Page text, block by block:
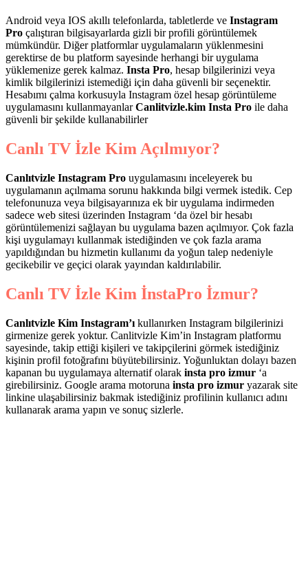
Android veya IOS akıllı telefonlarda, tabletlerde ve Instagram
Pro çalıştıran bilgisayarlarda gizli bir profili görüntülemek
mümkündür. Diğer platformlar uygulamaların yüklenmesini
gerektirse de bu platform sayesinde herhangi bir uygulama
yüklemenize gerek kalmaz. Insta Pro, hesap bilgilerinizi veya
kimlik bilgilerinizi istemediği için daha güvenli bir seçenektir.
Hesabımı çalma korkusuyla Instagram özel hesap görüntüleme
uygulamasını kullanmayanlarCanlitvizle.kim Insta Pro ile daha
güvenli bir şekilde kullanabilirler
Canlı TV İzle Kim Açılmıyor?
Canlıtvizle Instagram Pro uygulamasını inceleyerek bu
uygulamanın açılmama sorunu hakkında bilgi vermek istedik. Cep
telefonunuza veya bilgisayarınıza ek bir uygulama indirmeden
sadece web sitesi üzerinden Instagram ‘da özel bir hesabı
görüntülemenizi sağlayan bu uygulama bazen açılmıyor. Çok fazla
kişi uygulamayı kullanmak istediğinden ve çok fazla arama
yapıldığından bu hizmetin kullanımı da yoğun talep nedeniyle
gecikebilir ve geçici olarak yayından kaldırılabilir.
Canlı TV İzle Kim İnstaPro İzmur?
Canlıtvizle Kim Instagram’ı kullanırken Instagram bilgilerinizi
girmenize gerek yoktur. Canlitvizle Kim’in Instagram platformu
sayesinde, takip ettiği kişileri ve takipçilerini görmek istediğiniz
kişinin profil fotoğrafını büyütebilirsiniz. Yoğunluktan dolayı bazen
kapanan bu uygulamaya alternatif olarak insta pro izmur ‘a
girebilirsiniz. Google arama motoruna insta pro izmur yazarak site
linkine ulaşabilirsiniz bakmak istediğiniz profilinin kullanıcı adını
kullanarak arama yapın ve sonuç sizlerle.